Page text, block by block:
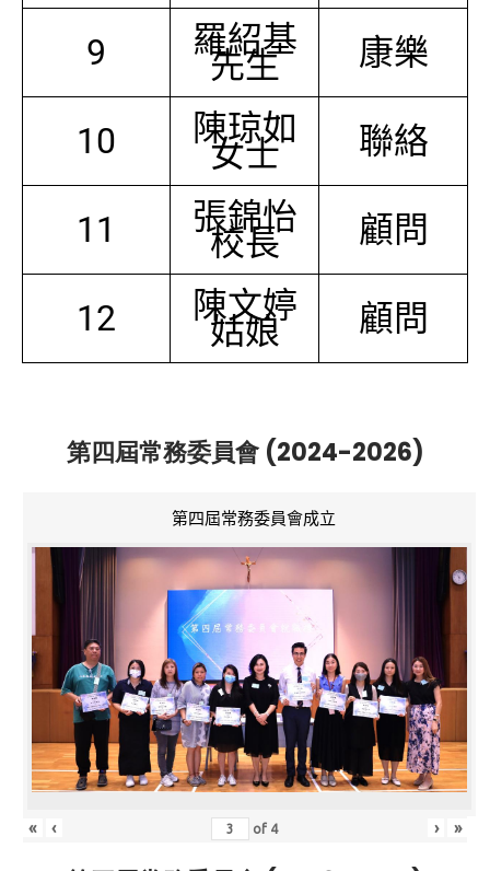
9 羅紹基
先生 康樂
10 陳琼如
女士 聯絡
11 張錦怡
校長 顧問
12 陳文婷
姑娘 顧問
第四屆常務委員會 (2024-2026)
第四屆常務委員會成立
« ‹ of 4 › »